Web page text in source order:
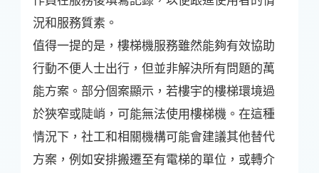
況和服務質素。
值得一提的是，樓梯機服務雖然能夠有效協助
行動不便人士出行，但並非解決所有問題的萬
能方案。部分個案顯示，若樓宇的樓梯環境過
於狹窄或陡峭，可能無法使用樓梯機。在這種
情況下，社工和相關機構可能會建議其他替代
方案，例如安排搬遷至有電梯的單位，或轉介